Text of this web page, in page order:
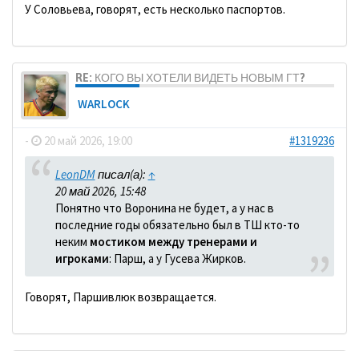
У Соловьева, говорят, есть несколько паспортов.
RE: КОГО ВЫ ХОТЕЛИ ВИДЕТЬ НОВЫМ ГТ?
WARLOCK
- 20 май 2026, 19:00 #1319236
LeonDMписал(а): ↑
20 май 2026, 15:48
Понятно что Воронина не будет, а у нас в
последние годы обязательно был в ТШ кто-то
неким мостиком между тренерами и
игроками: Парш, а у Гусева Жирков.
Говорят, Паршивлюк возвращается.